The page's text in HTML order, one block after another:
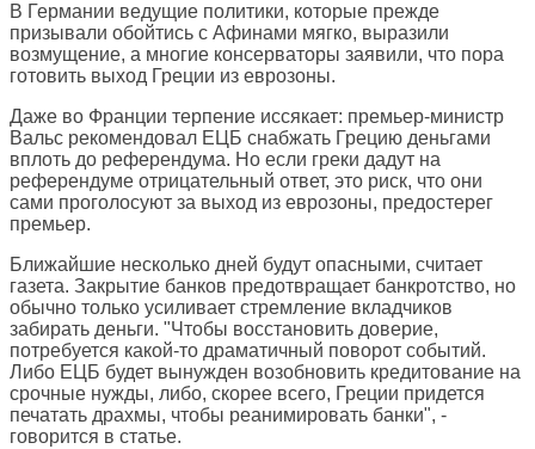
В Германии ведущие политики, которые прежде
призывали обойтись с Афинами мягко, выразили
возмущение, а многие консерваторы заявили, что пора
готовить выход Греции из еврозоны.
Даже во Франции терпение иссякает: премьер-министр
Вальс рекомендовал ЕЦБ снабжать Грецию деньгами
вплоть до референдума. Но если греки дадут на
референдуме отрицательный ответ, это риск, что они
сами проголосуют за выход из еврозоны, предостерег
премьер.
Ближайшие несколько дней будут опасными, считает
газета. Закрытие банков предотвращает банкротство, но
обычно только усиливает стремление вкладчиков
забирать деньги. "Чтобы восстановить доверие,
потребуется какой-то драматичный поворот событий.
Либо ЕЦБ будет вынужден возобновить кредитование на
срочные нужды, либо, скорее всего, Греции придется
печатать драхмы, чтобы реанимировать банки", -
говорится в статье.